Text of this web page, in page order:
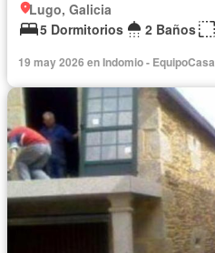
Lugo, Galicia
5 Dormitorios
2 Baños
19 may 2026 en Indomio - EquipoCasa